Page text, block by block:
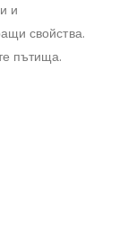
и
свойства.
пътища.